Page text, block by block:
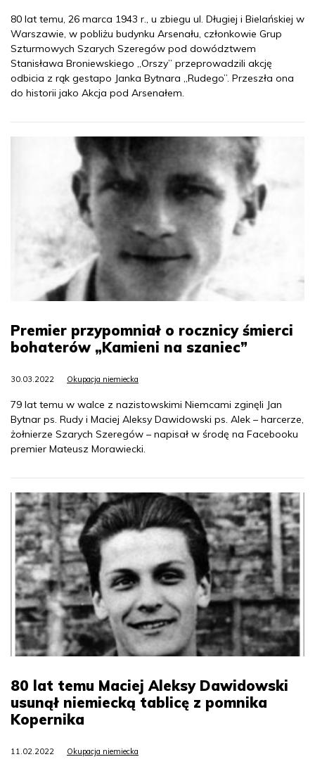
80 lat temu, 26 marca 1943 r., u zbiegu ul. Długiej i Bielańskiej w
Warszawie, w pobliżu budynku Arsenału, członkowie Grup
Szturmowych Szarych Szeregów pod dowództwem
Stanisława Broniewskiego „Orszy” przeprowadzili akcję
odbicia z rąk gestapo Janka Bytnara „Rudego”. Przeszła ona
do historii jako Akcja pod Arsenałem.
Premier przypomniał o rocznicy śmierci
bohaterów „Kamieni na szaniec”
30.03.2022 Okupacja niemiecka
79 lat temu w walce z nazistowskimi Niemcami zginęli Jan
Bytnar ps. Rudy i Maciej Aleksy Dawidowski ps. Alek – harcerze,
żołnierze Szarych Szeregów – napisał w środę na Facebooku
premier Mateusz Morawiecki.
80 lat temu Maciej Aleksy Dawidowski
usunął niemiecką tablicę z pomnika
Kopernika
11.02.2022 Okupacja niemiecka